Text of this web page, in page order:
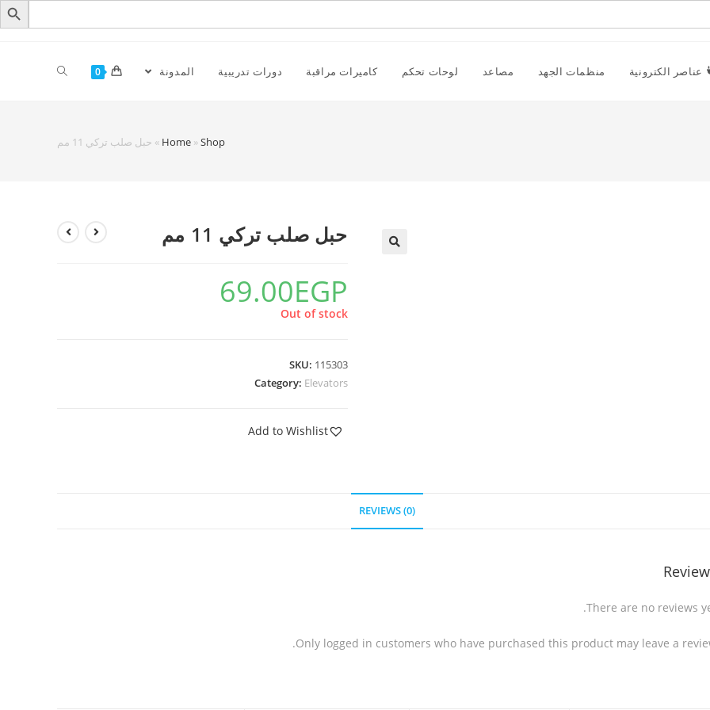
عناصر الكترونية منظمات الجهد مصاعد لوحات تحكم كاميرات مراقبة دورات تدريبية المدونة 0
Home »Shop
» حبل صلب تركي 11 مم
حبل صلب تركي 11 مم
69.00EGP
Out of stock
SKU: 115303
Category: Elevators
Add to Wishlist
REVIEWS (0)
There are no reviews
Only logged in customers who have purchased this product may leave a